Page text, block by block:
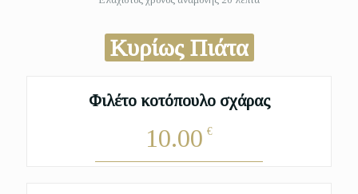
Κυρίως Πιάτα
Φιλέτο κοτόπουλο σχάρας
10.00 €